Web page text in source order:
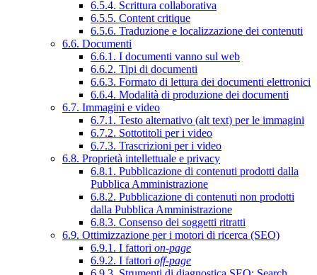
6.5.4. Scrittura collaborativa
6.5.5. Content critique
6.5.6. Traduzione e localizzazione dei contenuti
6.6. Documenti
6.6.1. I documenti vanno sul web
6.6.2. Tipi di documenti
6.6.3. Formato di lettura dei documenti elettronici
6.6.4. Modalità di produzione dei documenti
6.7. Immagini e video
6.7.1. Testo alternativo (alt text) per le immagini
6.7.2. Sottotitoli per i video
6.7.3. Trascrizioni per i video
6.8. Proprietà intellettuale e privacy
6.8.1. Pubblicazione di contenuti prodotti dalla
Pubblica Amministrazione
6.8.2. Pubblicazione di contenuti non prodotti
dalla Pubblica Amministrazione
6.8.3. Consenso dei soggetti ritratti
6.9. Ottimizzazione per i motori di ricerca (SEO)
6.9.1. I fattori on-page
6.9.2. I fattori off-page